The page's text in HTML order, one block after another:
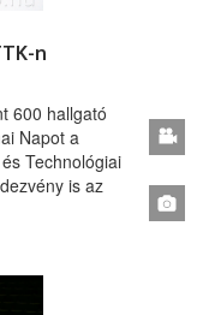
n
600 hallgató
Napot a
Technológiai
is az